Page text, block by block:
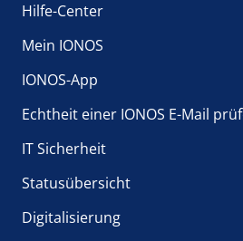
Hilfe-Center
Mein IONOS
IONOS-App
Echtheit einer IONOS E-Mail
IT Sicherheit
Statusübersicht
Digitalisierung